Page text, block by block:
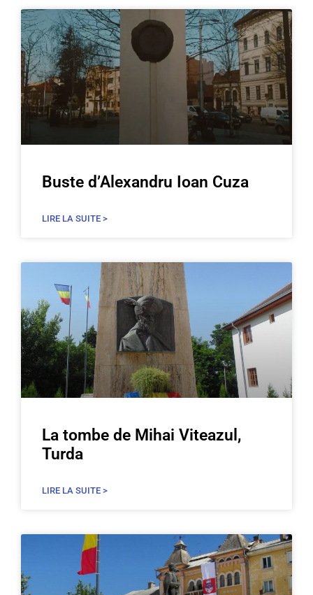
Buste d’Alexandru Ioan Cuza
LIRE LA SUITE >
La tombe de Mihai Viteazul,
Turda
LIRE LA SUITE >